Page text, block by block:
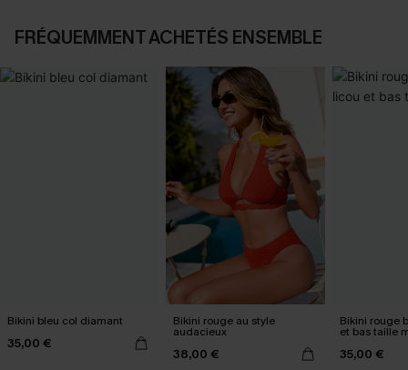
FRÉQUEMMENT ACHETÉS ENSEMBLE
Bikini bleu col diamant
35,00 €
Bikini rouge au style
audacieux
38,00 €
Bikini rouge
et bas taille
35,00 €